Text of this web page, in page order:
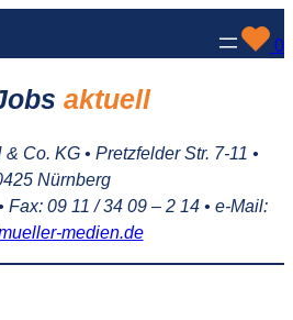
0
aktuell
Co. KG • Pretzfelder Str. 7-11 •
Nürnberg
Fax: 09 11 / 34 09 – 2 14 • e-Mail:
medien.de